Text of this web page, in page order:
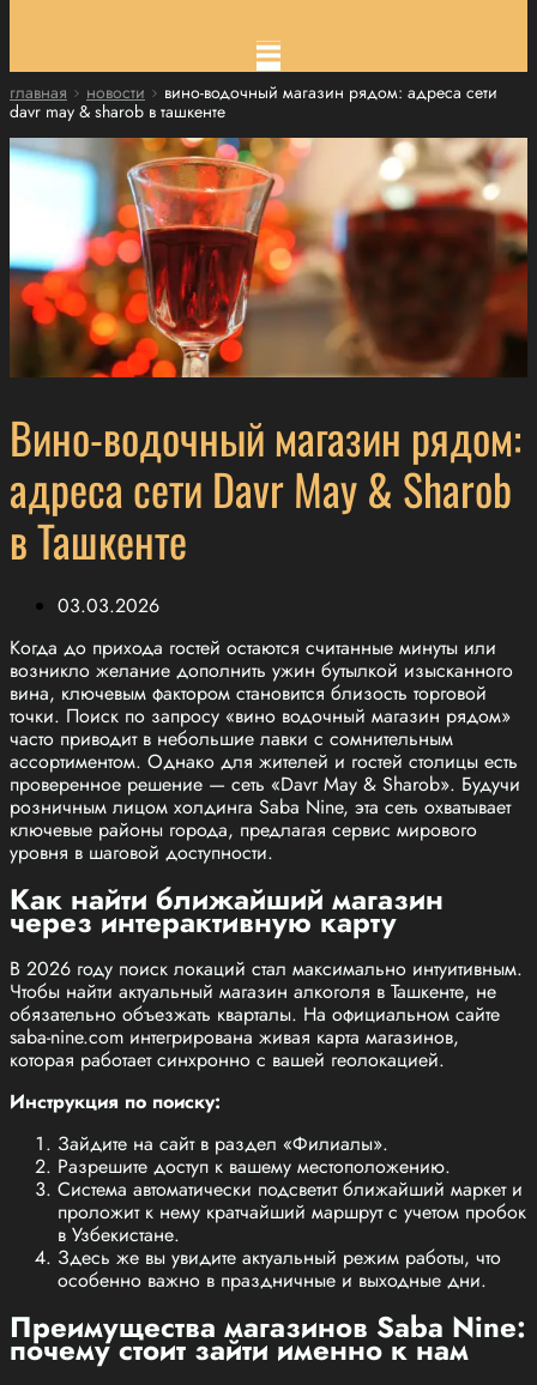
главная новости
вино-водочный магазин рядом: адреса сети
davr may & sharob в ташкенте
Вино-водочный магазин рядом:
адреса сети Davr May & Sharob
в Ташкенте
03.03.2026
Когда до прихода гостей остаются считанные минуты или
возникло желание дополнить ужин бутылкой изысканного
вина, ключевым фактором становится близость торговой
точки. Поиск по запросу «вино водочный магазин рядом»
часто приводит в небольшие лавки с сомнительным
ассортиментом. Однако для жителей и гостей столицы есть
проверенное решение — сеть «Davr May & Sharob». Будучи
розничным лицом холдинга Saba Nine, эта сеть охватывает
ключевые районы города, предлагая сервис мирового
уровня в шаговой доступности.
Как найти ближайший магазин
через интерактивную карту
В 2026 году поиск локаций стал максимально интуитивным.
Чтобы найти актуальный магазин алкоголя в Ташкенте, не
обязательно объезжать кварталы. На официальном сайте
saba-nine.com интегрирована живая карта магазинов,
которая работает синхронно с вашей геолокацией.
Инструкция по поиску:
Зайдите на сайт в раздел «Филиалы».
Разрешите доступ к вашему местоположению.
Система автоматически подсветит ближайший маркет и
проложит к нему кратчайший маршрут с учетом пробок
в Узбекистане.
Здесь же вы увидите актуальный режим работы, что
особенно важно в праздничные и выходные дни.
Преимущества магазинов Saba Nine:
почему стоит зайти именно к нам